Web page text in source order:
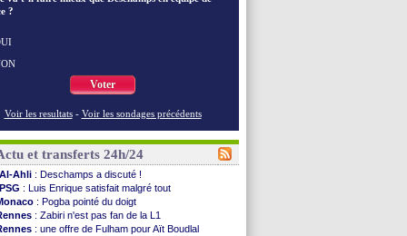
?
Voter
Voir les resultats - Voir les sondages précédents
et transferts 24h/24
Al-Ahli : Deschamps a discuté !
PSG : Luis Enrique satisfait malgré tout
: Pogba pointé du doigt
: Zabiri n'est pas fan de la L1
: une offre de Fulham pour Aït Boudlal